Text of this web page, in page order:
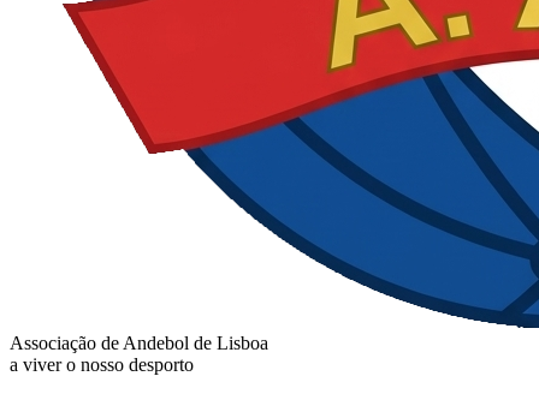
Associação de Andebol de Lisboa
a viver o nosso desporto